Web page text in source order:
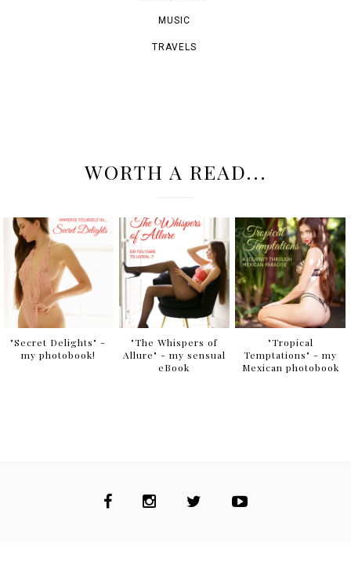
MUSIC
TRAVELS
WORTH A READ...
"Secret Delights" -
my photobook!
"The Whispers of
Allure" - my sensual
eBook
"Tropical
Temptations" - my
Mexican photobook